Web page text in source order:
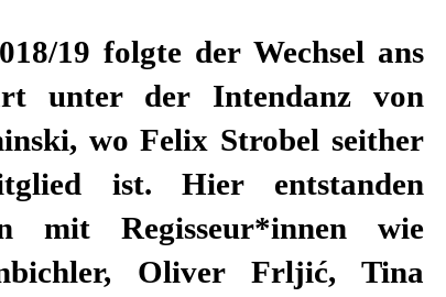
19 folgte der Wechsel ans
unter der Intendanz von
wo Felix Strobel seither
ist. Hier entstanden
mit Regisseur*innen wie
Oliver Frljić, Tina